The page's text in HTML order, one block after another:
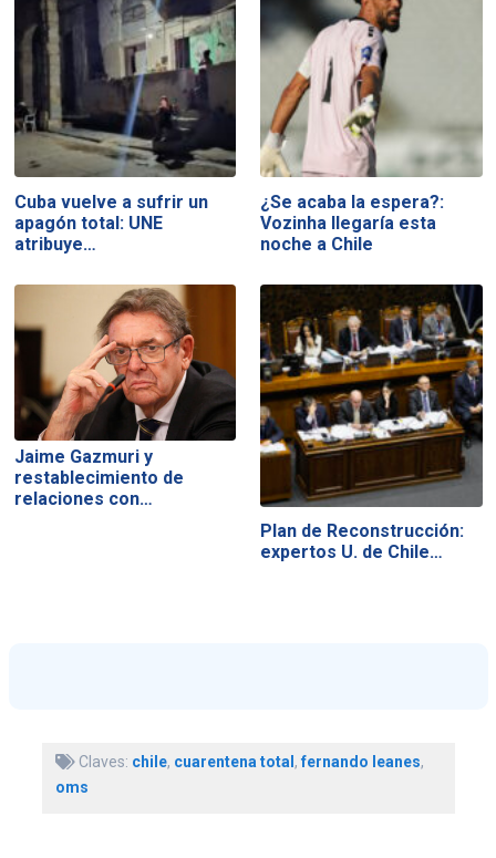
Cuba vuelve a sufrir un
apagón total: UNE
atribuye…
¿Se acaba la espera?:
Vozinha llegaría esta
noche a Chile
Jaime Gazmuri y
restablecimiento de
relaciones con…
Plan de Reconstrucción:
expertos U. de Chile…
Claves: chile, cuarentena total,fernando leanes,
oms